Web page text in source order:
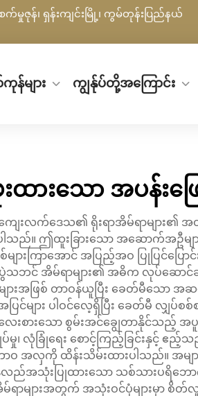
က်မှုဇုန်၊ ရှန်းကျင်းမြို့၊ ကွမ်တုန်းပြည်နယ်
များ ကျွန်ုပ်တို့အကြောင်း
ထားသော အပန်းဖြ
ကျေးလက်ဒေသ၏ ရိုးရာအိမ်ရာများ
သည်။ ဤထူးခြားသော အဆောက်အဦမျ
များကြာအောင် အပြည့်အဝ ပြုပြင်ပ
ပွဲသဘင် အိမ်ရာများ၏ အဓိက လုပ်ဆေ
များအဖြစ် တာဝန်ယူပြီး ခေတ်မီသေ
များ ပါဝင်လေ့ရှိပြီး ခေတ်မီ လျှပ်စစ်
ားသော စွမ်းအင်ချွေတာနိုင်သည့် အပူပ
ပ်မှု၊ လုံခြုံရေး စောင့်ကြည့်ခြင်းနှင့်
ထိန်းသိမ်းထားပါသည်။ အများအ
န်လည်အသုံးပြုထားသော သစ်သားပရိဘ
ျားအတွက် အသုံးဝင်ပုံများမှာ စိတ်လှုပ်ရှ